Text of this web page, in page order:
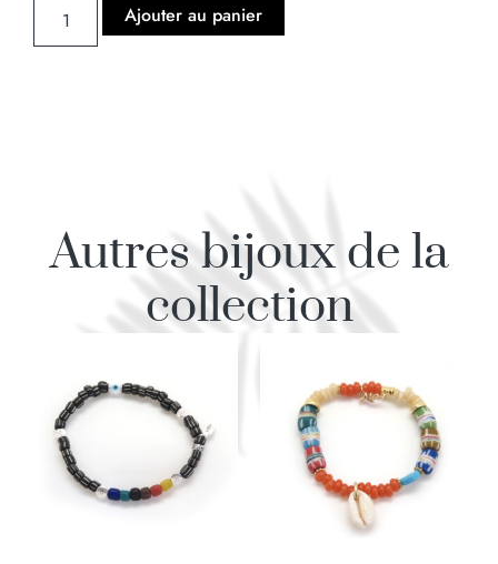
Ajouter au panier
Autres bijoux de la
collection